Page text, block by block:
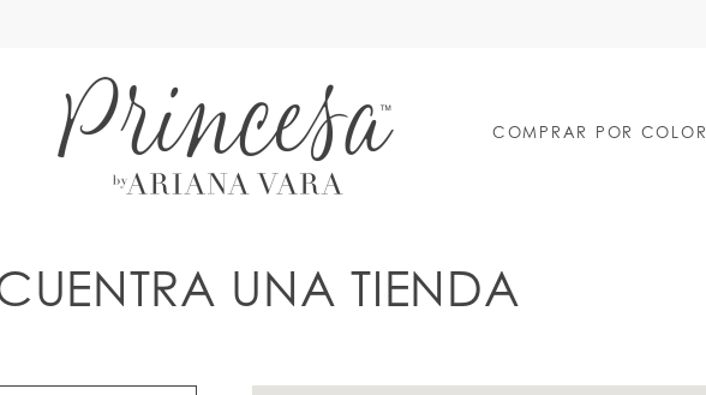
COMPRAR POR COLOR
UNA TIENDA